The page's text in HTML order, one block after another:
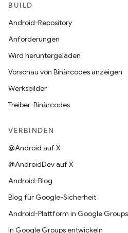
BUILD
Android-Repository
Anforderungen
Wird heruntergeladen
Vorschau von Binärcodes anzeigen
Werksbilder
Treiber-Binärcodes
VERBINDEN
@Android auf X
@AndroidDev auf X
Android-Blog
Blog für Google-Sicherheit
Android-Plattform in Google Groups
In Google Groups entwickeln